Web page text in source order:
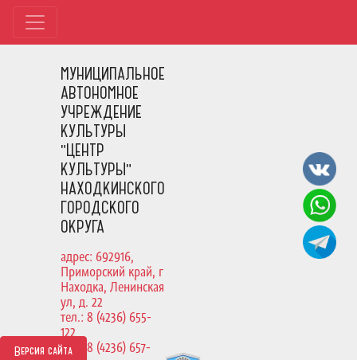
Версия сайта
МУНИЦИПАЛЬНОЕ
АВТОНОМНОЕ
УЧРЕЖДЕНИЕ
КУЛЬТУРЫ
"ЦЕНТР
КУЛЬТУРЫ"
НАХОДКИНСКОГО
ГОРОДСКОГО
ОКРУГА
адрес: 692916,
Приморский край, г
Находка, Ленинская
ул, д. 22
тел.: 8 (4236) 655-
122
тел.: 8 (4236) 657-